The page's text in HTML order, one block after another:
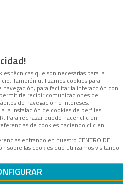
técnicas que son necesarias para la
También utilizamos cookies para
para facilitar la interacción con
recibir comunicaciones de
de navegación e intereses.
la instalación de cookies de perfiles
Para rechazar puede hacer clic en
de cookies haciendo clic en
entrando en nuestro CENTRO DE
sobre las cookies que utilizamos visitando